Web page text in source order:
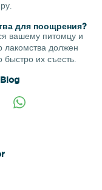
для поощрения?
вашему питомцу и
лакомства должен
их съесть.